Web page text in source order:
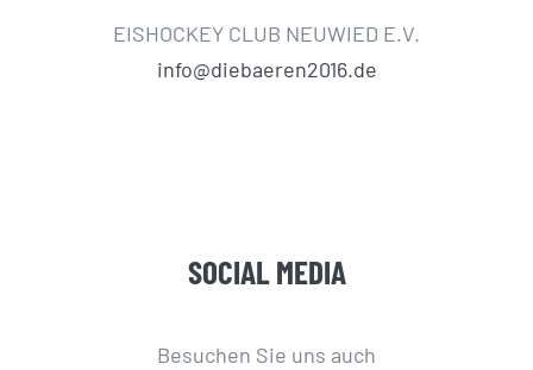
EISHOCKEY CLUB NEUWIED E.V.
info@diebaeren2016.de
SOCIAL MEDIA
Besuchen Sie uns auch